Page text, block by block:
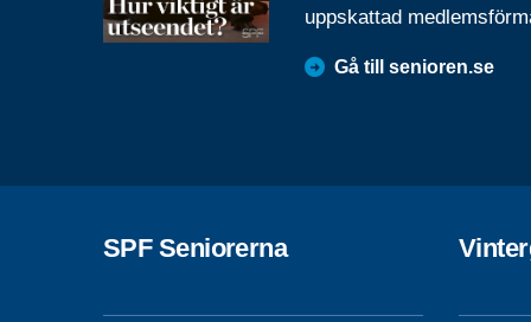
uppskattad
Gå till senioren.se
SPF Seniorerna